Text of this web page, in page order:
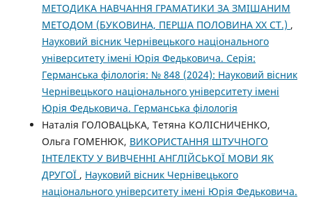
МЕТОДИКА НАВЧАННЯ ГРАМАТИКИ ЗА ЗМІШАНИМ
МЕТОДОМ (БУКОВИНА, ПЕРША ПОЛОВИНА ХХ СТ.) ,
Науковий вісник Чернівецького національного
університету імені Юрія Федьковича. Серія:
Германська філологія: № 848 (2024): Науковий вісник
Чернівецького національного університету імені
Юрія Федьковича. Германська філологія
Наталія ГОЛОВАЦЬКА, Тетяна КОЛІСНИЧЕНКО,
Ольга ГОМЕНЮК, ВИКОРИСТАННЯ ШТУЧНОГО
ІНТЕЛЕКТУ У ВИВЧЕННІ АНГЛІЙСЬКОЇ МОВИ ЯК
ДРУГОЇ , Науковий вісник Чернівецького
національного університету імені Юрія Федьковича.